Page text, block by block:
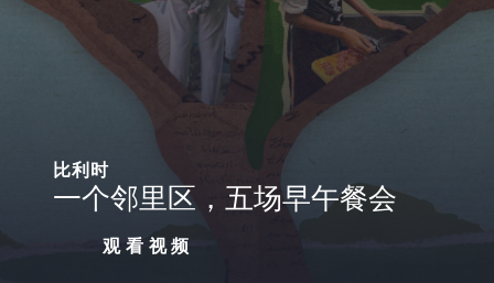
比利时
一个邻里区，五场早午餐会
观看视频